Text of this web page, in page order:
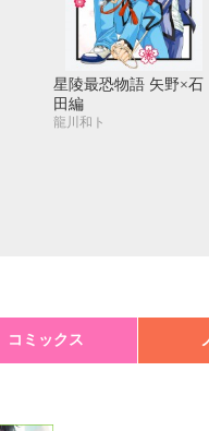
星陵最恐物語 矢野×石
田編
龍川和ト
コミックス